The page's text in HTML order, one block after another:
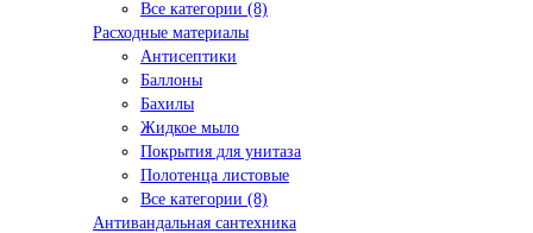
Все категории (8)
Расходные материалы
Антисептики
Баллоны
Бахилы
Жидкое мыло
Покрытия для унитаза
Полотенца листовые
Все категории (8)
Антивандальная сантехника